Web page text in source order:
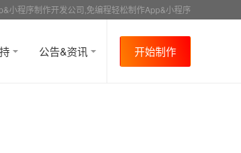
小程序制作开发公司,免编程轻松制作App&小程序
公告&资讯 开始制作